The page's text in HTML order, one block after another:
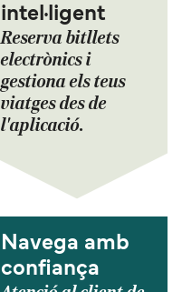
intel·ligent
Reserva bitllets
electrònics i
gestiona els teus
viatges des de
l'aplicació.
Navega amb
confiança